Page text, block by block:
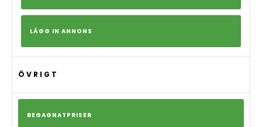
LÄGG IN ANNONS
ÖVRIGT
BEGAGNATPRISER